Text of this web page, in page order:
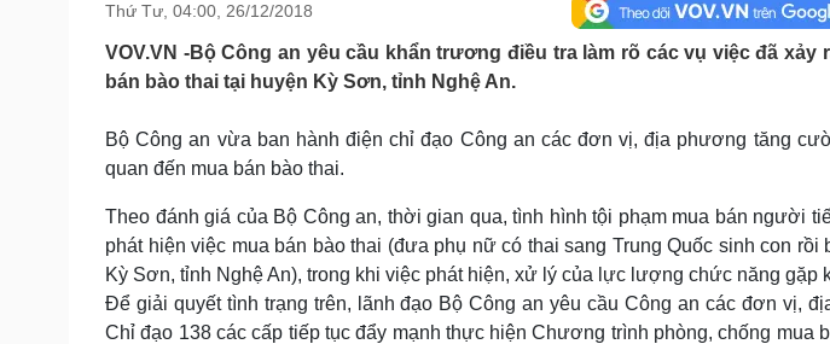
Pháp luật
Vụ án
Tư vấn luật
Quân sự - Quốc phòng
Vũ khí
Phân tích
Thể thao
Thế giới thể thao
Sức khỏe
Dinh dưỡng - món ngon
Cây thuốc
Sản phụ khoa
Nhi khoa
Đời sống
Nhà đẹp
Blog
Tình yêu - Gia đình
Văn hóa
Sân khấu - Điện ảnh
Văn học
Âm nhạc
Di sản
Thứ Tư, 04:00, 26/12/2018
VOV.VN -Bộ Công an yêu cầu khẩn trương điều tra làm rõ các vụ việc đã xảy
bán bào thai tại huyện Kỳ Sơn, tỉnh Nghệ An.
Bộ Công an vừa ban hành điện chỉ đạo Công an các đơn vị, địa phương tăng
quan đến mua bán bào thai.
Theo đánh giá của Bộ Công an, thời gian qua, tình hình tội phạm mua bán người
phát hiện việc mua bán bào thai (đưa phụ nữ có thai sang Trung Quốc sinh con
Kỳ Sơn, tỉnh Nghệ An), trong khi việc phát hiện, xử lý của lực lượng chức năng gặp
Để giải quyết tình trạng trên, lãnh đạo Bộ Công an yêu cầu Công an các đơn vị,
Chỉ đạo 138 các cấp tiếp tục đẩy mạnh thực hiện Chương trình phòng, chống mua